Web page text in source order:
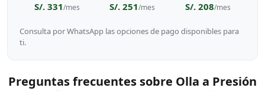
S/. 331/mes S/. 251/mes S/. 208/mes
Consulta por WhatsApp las opciones de pago disponibles para
ti.
Preguntas frecuentes sobre Olla a Presión